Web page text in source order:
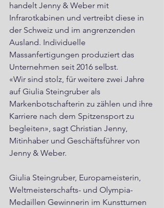
handelt Jenny & Weber mit
Infrarotkabinen und vertreibt diese in
der Schweiz und im angrenzenden
Ausland. Individuelle
Massanfertigungen produziert das
Unternehmen seit 2016 selbst.
«Wir sind stolz, für weitere zwei Jahre
auf Giulia Steingruber als
Markenbotschafterin zu zählen und ihre
Karriere nach dem Spitzensport zu
begleiten», sagt Christian Jenny,
Mitinhaber und Geschäftsführer von
Jenny & Weber.
Giulia Steingruber, Europameisterin,
Weltmeisterschafts- und Olympia-
Medaillen Gewinnerin im Kunstturnen